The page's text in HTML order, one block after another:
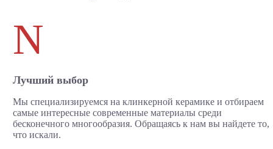
N
Лучший выбор
Мы специализируемся на клинкерной керамике и отбираем
самые интересные современные материалы среди
бесконечного многообразия. Обращаясь к нам вы найдете то,
что искали.